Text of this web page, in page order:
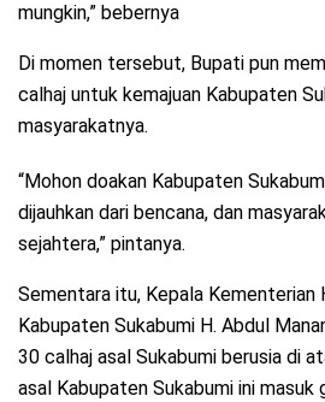
mungkin,” bebernya
Di momen tersebut, Bupati pun
calhaj untuk kemajuan Kabupaten
masyarakatnya.
“Mohon doakan Kabupaten
dijauhkan dari bencana, dan
sejahtera,” pintanya.
Sementara itu, Kepala Kementerian
Kabupaten Sukabumi H. Abdul
30 calhaj asal Sukabumi berusia di
asal Kabupaten Sukabumi ini masuk